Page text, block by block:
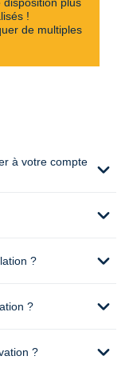
!
de multiples
à votre compte
expand_more
expand_more
? expand_more
? expand_more
? expand_more